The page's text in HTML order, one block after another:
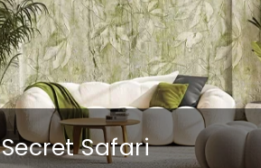
Secret Safari